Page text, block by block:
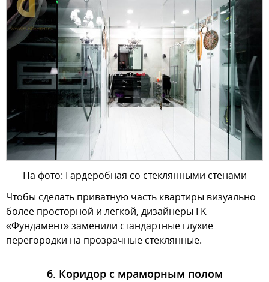
На фото: Гардеробная со стеклянными стенами
Чтобы сделать приватную часть квартиры визуально
более просторной и легкой, дизайнеры ГК
«Фундамент» заменили стандартные глухие
перегородки на прозрачные стеклянные.
6. Коридор с мраморным полом